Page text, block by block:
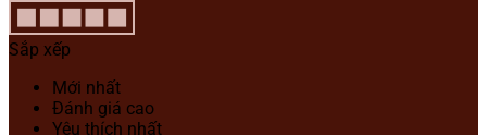
Sắp xếp
Mới nhất
Đánh giá cao
Yêu thích nhất